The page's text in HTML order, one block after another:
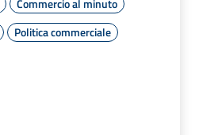
Commercio al minuto
Politica commerciale